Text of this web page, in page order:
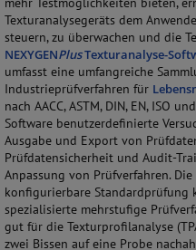
Texturanalysegeräts dem
steuern, zu überwachen und die
NEXYGENPlusTexturanalyse-
umfasst eine umfangreiche
Industrieprüfverfahren für
nach AACC, ASTM, DIN, EN, ISO
Software benutzerdefinierte
Ausgabe und Export von
Prüfdatensicherheit und Audit-
Anpassung von Prüfverfahren.
konfigurierbare Standardprüfung
spezialisierte mehrstufige
gut für die Texturprofilanalyse
zwei Bissen auf eine Probe